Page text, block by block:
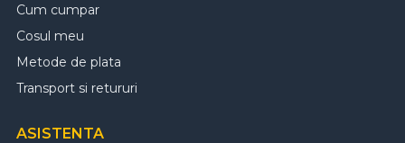
Cum cumpar
Cosul meu
Metode de plata
Transport si retururi
ASISTENTA